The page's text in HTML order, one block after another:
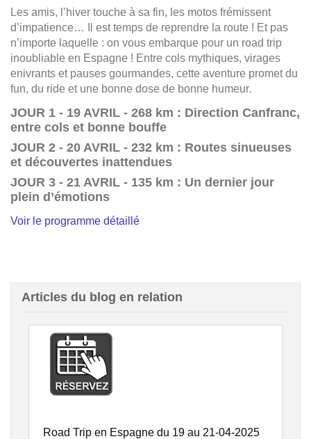
Les amis, l’hiver touche à sa fin, les motos frémissent
d’impatience… Il est temps de reprendre la route ! Et pas
n’importe laquelle : on vous embarque pour un road trip
inoubliable en Espagne ! Entre cols mythiques, virages
enivrants et pauses gourmandes, cette aventure promet du
fun, du ride et une bonne dose de bonne humeur.
JOUR 1 - 19 AVRIL - 268 km : Direction Canfranc,
entre cols et bonne bouffe
JOUR 2 - 20 AVRIL - 232 km : Routes sinueuses
et découvertes inattendues
JOUR 3 - 21 AVRIL - 135 km : Un dernier jour
plein d’émotions
Voir le programme détaillé
Articles du blog en relation
Road Trip en Espagne du 19 au 21-04-2025